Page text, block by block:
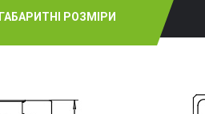
ГАБАРИТНІ РОЗМІРИ